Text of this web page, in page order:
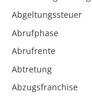
Abgeltungssteuer
Abrufphase
Abrufrente
Abtretung
Abzugsfranchise